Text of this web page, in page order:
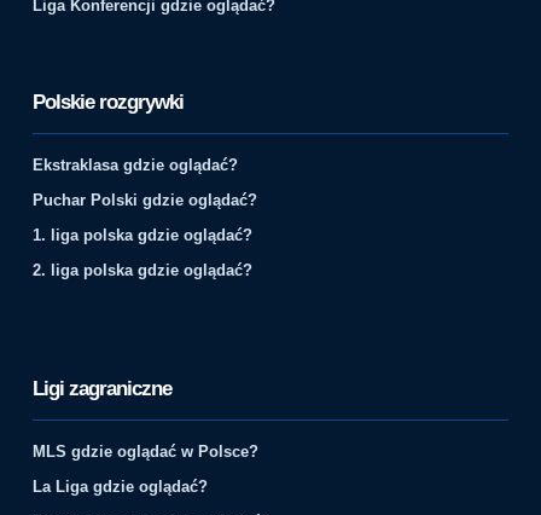
Liga Konferencji gdzie oglądać?
Polskie rozgrywki
Ekstraklasa gdzie oglądać?
Puchar Polski gdzie oglądać?
1. liga polska gdzie oglądać?
2. liga polska gdzie oglądać?
Ligi zagraniczne
MLS gdzie oglądać w Polsce?
La Liga gdzie oglądać?